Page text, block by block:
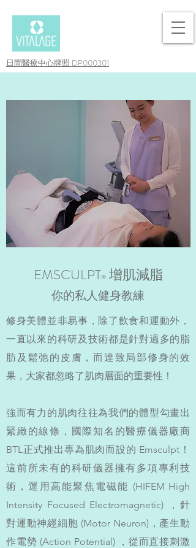
日間醫療中心牌照 DP000301
EMSCULPT®增肌減脂
你的私人健身教練
修身美體並非易事，除了飲食和運動外，
一直以來的科研及技術都是針對過多的脂
肪及鬆弛的皮膚，而達致局部修身的效
果，大家都忽略了肌肉層面的重要性！
強而有力的肌肉往往為我們的體型勾畫出
緊緻的線條，國際知名的醫療儀器廠商
BTL正式推出專為肌肉而設的 Emsculpt！
這前所未有的科研儀器擁有多項專利技
術，運用高能聚焦電磁能 (HIFEM High
Intensity Focused Electromagnetic) ，針
對運動神經細胞 (Motor Neuron)，產生動
作電勢 (Action Potential) ，從而直接刺激